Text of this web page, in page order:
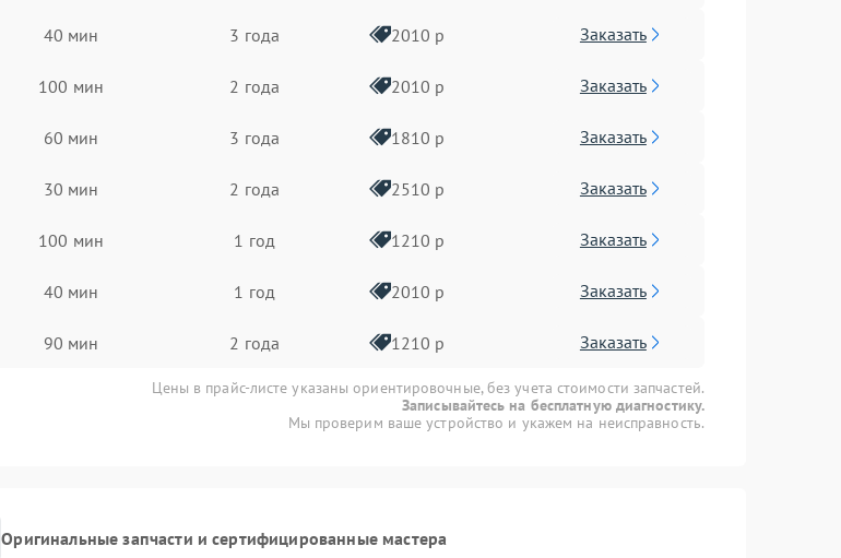
40 мин 3 года 2010 р Заказать
100 мин 2 года 2010 р Заказать
60 мин 3 года 1810 р Заказать
30 мин 2 года 2510 р Заказать
100 мин 1 год 1210 р Заказать
40 мин 1 год 2010 р Заказать
90 мин 2 года 1210 р Заказать
Цены в прайс-листе указаны ориентировочные, без учета стоимости запчастей.
Записывайтесь на бесплатную диагностику.
Мы проверим ваше устройство и укажем на неисправность.
Оригинальные запчасти и сертифицированные мастера